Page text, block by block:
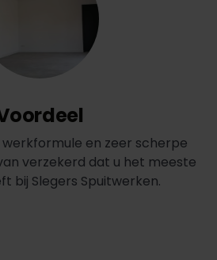
werkformule en zeer scherpe
verzekerd dat u het meeste
bij Slegers Spuitwerken.